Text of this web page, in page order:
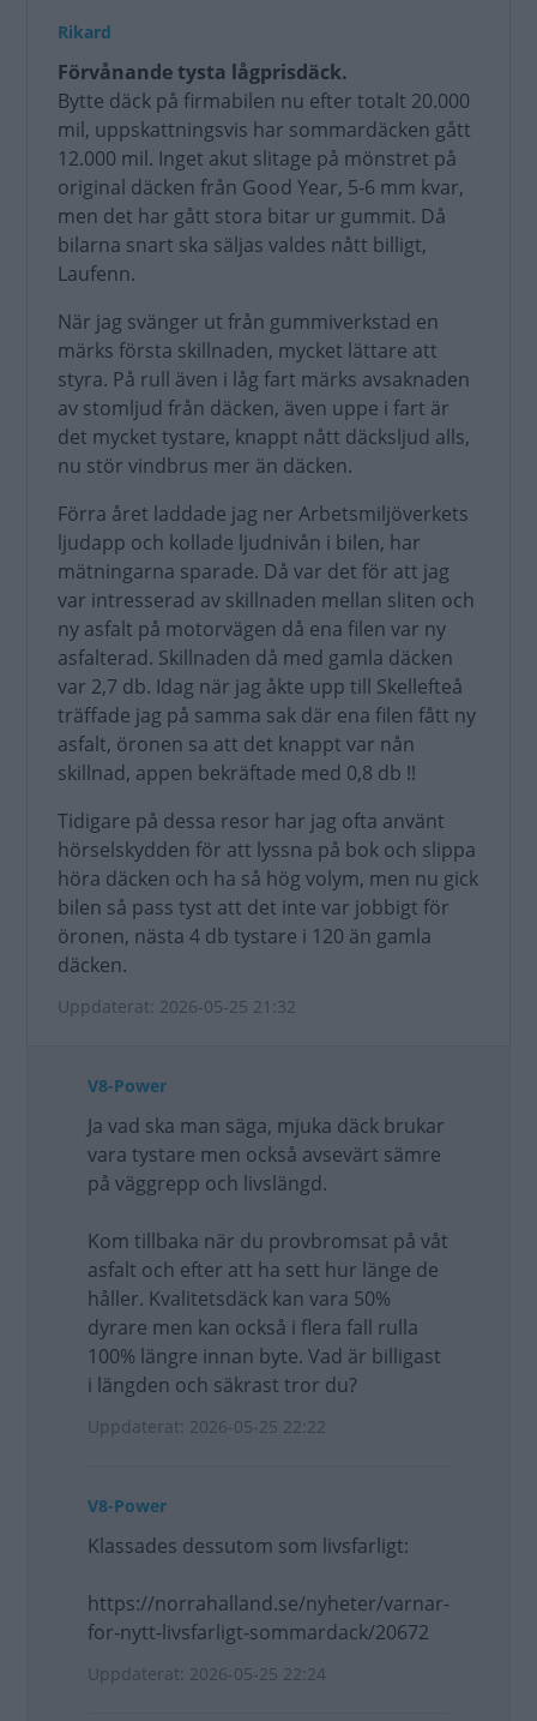
Rikard
Förvånande tysta lågprisdäck.
Bytte däck på firmabilen nu efter totalt 20.000
mil, uppskattningsvis har sommardäcken gått
12.000 mil. Inget akut slitage på mönstret på
original däcken från Good Year, 5-6 mm kvar,
men det har gått stora bitar ur gummit. Då
bilarna snart ska säljas valdes nått billigt,
Laufenn.
När jag svänger ut från gummiverkstad en
märks första skillnaden, mycket lättare att
styra. På rull även i låg fart märks avsaknaden
av stomljud från däcken, även uppe i fart är
det mycket tystare, knappt nått däcksljud alls,
nu stör vindbrus mer än däcken.
Förra året laddade jag ner Arbetsmiljöverkets
ljudapp och kollade ljudnivån i bilen, har
mätningarna sparade. Då var det för att jag
var intresserad av skillnaden mellan sliten och
ny asfalt på motorvägen då ena filen var ny
asfalterad. Skillnaden då med gamla däcken
var 2,7 db. Idag när jag åkte upp till Skellefteå
träffade jag på samma sak där ena filen fått ny
asfalt, öronen sa att det knappt var nån
skillnad, appen bekräftade med 0,8 db !!
Tidigare på dessa resor har jag ofta använt
hörselskydden för att lyssna på bok och slippa
höra däcken och ha så hög volym, men nu gick
bilen så pass tyst att det inte var jobbigt för
öronen, nästa 4 db tystare i 120 än gamla
däcken.
Uppdaterat: 2026-05-25 21:32
V8-Power
Ja vad ska man säga, mjuka däck brukar
vara tystare men också avsevärt sämre
på väggrepp och livslängd.
Kom tillbaka när du provbromsat på våt
asfalt och efter att ha sett hur länge de
håller. Kvalitetsdäck kan vara 50%
dyrare men kan också i flera fall rulla
100% längre innan byte. Vad är billigast
i längden och säkrast tror du?
Uppdaterat: 2026-05-25 22:22
V8-Power
Klassades dessutom som livsfarligt:
https://norrahalland.se/nyheter/varnar-
for-nytt-livsfarligt-sommardack/20672
Uppdaterat: 2026-05-25 22:24